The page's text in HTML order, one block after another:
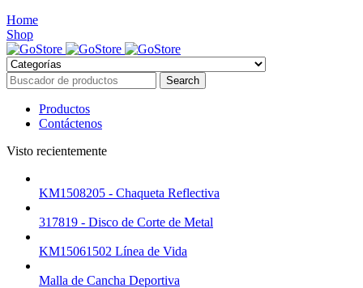
Home
Shop
Productos
Contáctenos
Visto recientemente
KM1508205 - Chaqueta Reflectiva
317819 - Disco de Corte de Metal
KM15061502 Línea de Vida
Malla de Cancha Deportiva